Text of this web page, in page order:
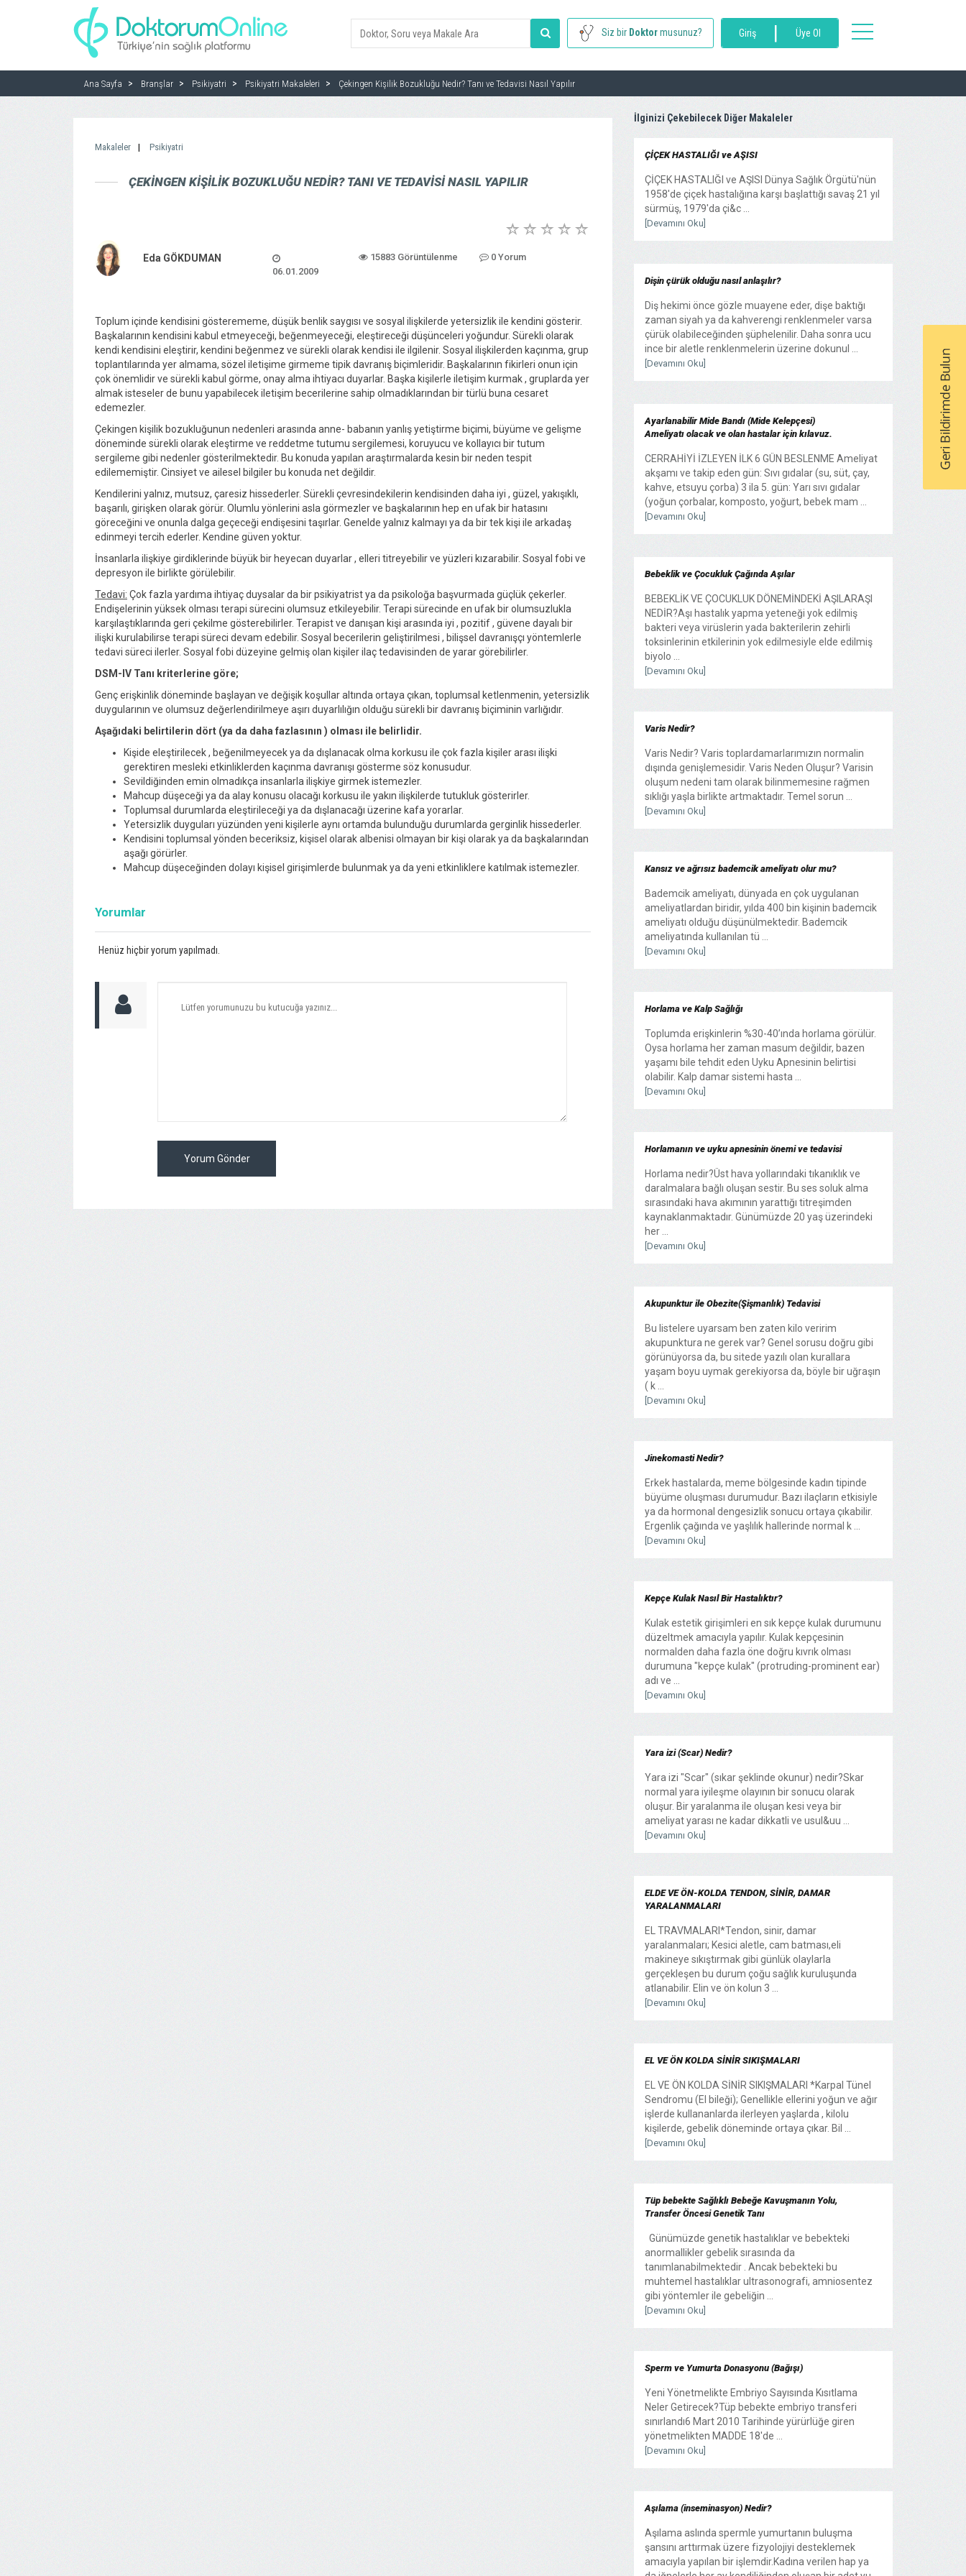
Siz bir Doktormusunuz? Giriş | Üye Ol
toggle
Ana Sayfa Branşlar Psikiyatri Psikiyatri Makaleleri Çekingen Kişilik Bozukluğu Nedir? Tanı ve Tedavisi Nasıl Yapılır
Makaleler Psikiyatri
ÇEKINGEN KIŞILIK BOZUKLUĞU NEDIR? TANI VE TEDAVISI NASIL YAPILIR
Eda GÖKDUMAN
06.01.2009
15883 Görüntülenme 0 Yorum
Toplum içinde kendisini gösterememe, düşük benlik saygısı ve sosyal ilişkilerde yetersizlik ile kendini gösterir.
Başkalarının kendisini kabul etmeyeceği, beğenmeyeceği, eleştireceği düşünceleri yoğundur. Sürekli olarak
kendi kendisini eleştirir, kendini beğenmez ve sürekli olarak kendisi ile ilgilenir. Sosyal ilişkilerden kaçınma, grup
toplantılarında yer almama, sözel iletişime girmeme tipik davranış biçimleridir. Başkalarının fikirleri onun için
çok önemlidir ve sürekli kabul görme, onay alma ihtiyacı duyarlar. Başka kişilerle iletişim kurmak , gruplarda yer
almak isteseler de bunu yapabilecek iletişim becerilerine sahip olmadıklarından bir türlü buna cesaret
edemezler.
Çekingen kişilik bozukluğunun nedenleri arasında anne- babanın yanlış yetiştirme biçimi, büyüme ve gelişme
döneminde sürekli olarak eleştirme ve reddetme tutumu sergilemesi, koruyucu ve kollayıcı bir tutum
sergileme gibi nedenler gösterilmektedir. Bu konuda yapılan araştırmalarda kesin bir neden tespit
edilememiştir. Cinsiyet ve ailesel bilgiler bu konuda net değildir.
Kendilerini yalnız, mutsuz, çaresiz hissederler. Sürekli çevresindekilerin kendisinden daha iyi , güzel, yakışıklı,
başarılı, girişken olarak görür. Olumlu yönlerini asla görmezler ve başkalarının hep en ufak bir hatasını
göreceğini ve onunla dalga geçeceği endişesini taşırlar. Genelde yalnız kalmayı ya da bir tek kişi ile arkadaş
edinmeyi tercih ederler. Kendine güven yoktur.
İnsanlarla ilişkiye girdiklerinde büyük bir heyecan duyarlar , elleri titreyebilir ve yüzleri kızarabilir. Sosyal fobi ve
depresyon ile birlikte görülebilir.
Tedavi: Çok fazla yardıma ihtiyaç duysalar da bir psikiyatrist ya da psikoloğa başvurmada güçlük çekerler.
Endişelerinin yüksek olması terapi sürecini olumsuz etkileyebilir. Terapi sürecinde en ufak bir olumsuzlukla
karşılaştıklarında geri çekilme gösterebilirler. Terapist ve danışan kişi arasında iyi , pozitif , güvene dayalı bir
ilişki kurulabilirse terapi süreci devam edebilir. Sosyal becerilerin geliştirilmesi , bilişsel davranışçı yöntemlerle
tedavi süreci ilerler. Sosyal fobi düzeyine gelmiş olan kişiler ilaç tedavisinden de yarar görebilirler.
DSM-IV Tanı kriterlerine göre;
Genç erişkinlik döneminde başlayan ve değişik koşullar altında ortaya çıkan, toplumsal ketlenmenin, yetersizlik
duygularının ve olumsuz değerlendirilmeye aşırı duyarlılığın olduğu sürekli bir davranış biçiminin varlığıdır.
Aşağıdaki belirtilerin dört (ya da daha fazlasının ) olması ile belirlidir.
Kişide eleştirilecek , beğenilmeyecek ya da dışlanacak olma korkusu ile çok fazla kişiler arası ilişki
gerektiren mesleki etkinliklerden kaçınma davranışı gösterme söz konusudur.
Sevildiğinden emin olmadıkça insanlarla ilişkiye girmek istemezler.
Mahcup düşeceği ya da alay konusu olacağı korkusu ile yakın ilişkilerde tutukluk gösterirler.
Toplumsal durumlarda eleştirileceği ya da dışlanacağı üzerine kafa yorarlar.
Yetersizlik duyguları yüzünden yeni kişilerle aynı ortamda bulunduğu durumlarda gerginlik hissederler.
Kendisini toplumsal yönden beceriksiz, kişisel olarak albenisi olmayan bir kişi olarak ya da başkalarından
aşağı görürler.
Mahcup düşeceğinden dolayı kişisel girişimlerde bulunmak ya da yeni etkinliklere katılmak istemezler.
Yorumlar
Henüz hiçbir yorum yapılmadı.
Yorum Gönder
İlginizi Çekebilecek Diğer Makaleler
ÇİÇEK HASTALIĞI ve AŞISI
ÇİÇEK HASTALIĞI ve AŞISI Dünya Sağlık Örgütü'nün
1958'de çiçek hastalığına karşı başlattığı savaş 21 yıl
sürmüş, 1979'da çi&c ...
[Devamını Oku]
Dişin çürük olduğu nasıl anlaşılır?
Diş hekimi önce gözle muayene eder, dişe baktığı
zaman siyah ya da kahverengi renklenmeler varsa
çürük olabileceğinden şüphelenilir. Daha sonra ucu
ince bir aletle renklenmelerin üzerine dokunul ...
[Devamını Oku]
Ayarlanabilir Mide Bandı (Mide Kelepçesi)
Ameliyatı olacak ve olan hastalar için kılavuz.
CERRAHİYİ İZLEYEN İLK 6 GÜN BESLENME Ameliyat
akşamı ve takip eden gün: Sıvı gıdalar (su, süt, çay,
kahve, etsuyu çorba) 3 ila 5. gün: Yarı sıvı gıdalar
(yoğun çorbalar, komposto, yoğurt, bebek mam ...
[Devamını Oku]
Bebeklik ve Çocukluk Çağında Aşılar
BEBEKLİK VE ÇOCUKLUK DÖNEMİNDEKİ AŞILARAŞI
NEDİR?Aşı hastalık yapma yeteneği yok edilmiş
bakteri veya virüslerin yada bakterilerin zehirli
toksinlerinin etkilerinin yok edilmesiyle elde edilmiş
biyolo ...
[Devamını Oku]
Varis Nedir?
Varis Nedir? Varis toplardamarlarımızın normalin
dışında genişlemesidir. Varis Neden Oluşur? Varisin
oluşum nedeni tam olarak bilinmemesine rağmen
sıklığı yaşla birlikte artmaktadır. Temel sorun ...
[Devamını Oku]
Kansız ve ağrısız bademcik ameliyatı olur mu?
Bademcik ameliyatı, dünyada en çok uygulanan
ameliyatlardan biridir, yılda 400 bin kişinin bademcik
ameliyatı olduğu düşünülmektedir. Bademcik
ameliyatında kullanılan tü ...
[Devamını Oku]
Horlama ve Kalp Sağlığı
Toplumda erişkinlerin %30-40’ında horlama görülür.
Oysa horlama her zaman masum değildir, bazen
yaşamı bile tehdit eden Uyku Apnesinin belirtisi
olabilir. Kalp damar sistemi hasta ...
[Devamını Oku]
Horlamanın ve uyku apnesinin önemi ve tedavisi
Horlama nedir?Üst hava yollarındaki tıkanıklık ve
daralmalara bağlı oluşan sestir. Bu ses soluk alma
sırasındaki hava akımının yarattığı titreşimden
kaynaklanmaktadır. Günümüzde 20 yaş üzerindeki
her ...
[Devamını Oku]
Akupunktur ile Obezite(Şişmanlık) Tedavisi
Bu listelere uyarsam ben zaten kilo veririm
akupunktura ne gerek var? Genel sorusu doğru gibi
görünüyorsa da, bu sitede yazılı olan kurallara
yaşam boyu uymak gerekiyorsa da, böyle bir uğraşın
( k ...
[Devamını Oku]
Jinekomasti Nedir?
Erkek hastalarda, meme bölgesinde kadın tipinde
büyüme oluşması durumudur. Bazı ilaçların etkisiyle
ya da hormonal dengesizlik sonucu ortaya çıkabilir.
Ergenlik çağında ve yaşlılık hallerinde normal k ...
[Devamını Oku]
Kepçe Kulak Nasıl Bir Hastalıktır?
Kulak estetik girişimleri en sık kepçe kulak durumunu
düzeltmek amacıyla yapılır. Kulak kepçesinin
normalden daha fazla öne doğru kıvrık olması
durumuna "kepçe kulak" (protruding-prominent ear)
adı ve ...
[Devamını Oku]
Yara izi (Scar) Nedir?
Yara izi "Scar" (sıkar şeklinde okunur) nedir?Skar
normal yara iyileşme olayının bir sonucu olarak
oluşur. Bir yaralanma ile oluşan kesi veya bir
ameliyat yarası ne kadar dikkatli ve usul&uu ...
[Devamını Oku]
ELDE VE ÖN-KOLDA TENDON, SİNİR, DAMAR
YARALANMALARI
EL TRAVMALARI*Tendon, sinir, damar
yaralanmaları; Kesici aletle, cam batması,eli
makineye sıkıştırmak gibi günlük olaylarla
gerçekleşen bu durum çoğu sağlık kuruluşunda
atlanabilir. Elin ve ön kolun 3 ...
[Devamını Oku]
EL VE ÖN KOLDA SİNİR SIKIŞMALARI
EL VE ÖN KOLDA SİNİR SIKIŞMALARI *Karpal Tünel
Sendromu (El bileği); Genellikle ellerini yoğun ve ağır
işlerde kullananlarda ilerleyen yaşlarda , kilolu
kişilerde, gebelik döneminde ortaya çıkar. Bil ...
[Devamını Oku]
Tüp bebekte Sağlıklı Bebeğe Kavuşmanın Yolu,
Transfer Öncesi Genetik Tanı
Günümüzde genetik hastalıklar ve bebekteki
anormallikler gebelik sırasında da
tanımlanabilmektedir . Ancak bebekteki bu
muhtemel hastalıklar ultrasonografi, amniosentez
gibi yöntemler ile gebeliğin ...
[Devamını Oku]
Sperm ve Yumurta Donasyonu (Bağışı)
Yeni Yönetmelikte Embriyo Sayısında Kısıtlama
Neler Getirecek?Tüp bebekte embriyo transferi
sınırlandı6 Mart 2010 Tarihinde yürürlüğe giren
yönetmelikten MADDE 18'de ...
[Devamını Oku]
Aşılama (inseminasyon) Nedir?
Aşılama aslında spermle yumurtanın buluşma
şansını arttırmak üzere fizyolojiyi desteklemek
amacıyla yapılan bir işlemdir.Kadına verilen hap ya